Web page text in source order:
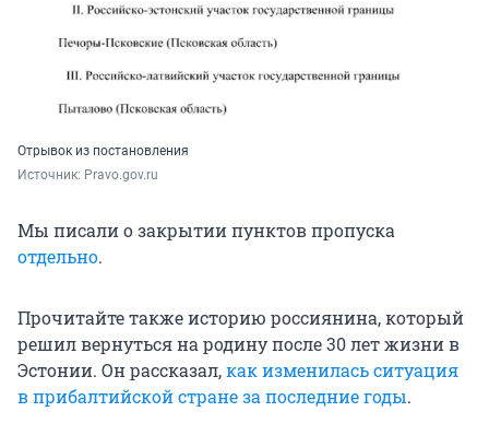
Отрывок из постановления
Источник: Pravo.gov.ru
Мы писали о закрытии пунктов пропуска
отдельно.
Прочитайте также историю россиянина, который
решил вернуться на родину после 30 лет жизни в
Эстонии. Он рассказал,как изменилась ситуация
в прибалтийской стране за последние годы.